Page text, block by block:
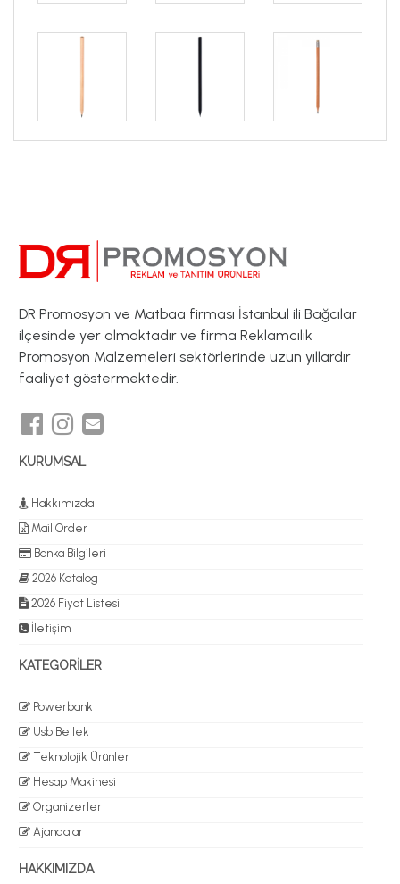
DR Promosyon ve Matbaa firması İstanbul ili Bağcılar
ilçesinde yer almaktadır ve firma Reklamcılık
Promosyon Malzemeleri sektörlerinde uzun yıllardır
faaliyet göstermektedir.
KURUMSAL
Hakkımızda
Mail Order
Banka Bilgileri
2026 Katalog
2026 Fiyat Listesi
İletişim
KATEGORİLER
Powerbank
Usb Bellek
Teknolojik Ürünler
Hesap Makinesi
Organizerler
Ajandalar
HAKKIMIZDA